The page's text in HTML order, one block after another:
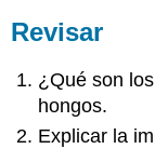
Revisar
¿Qué son
hongos.
Explicar la